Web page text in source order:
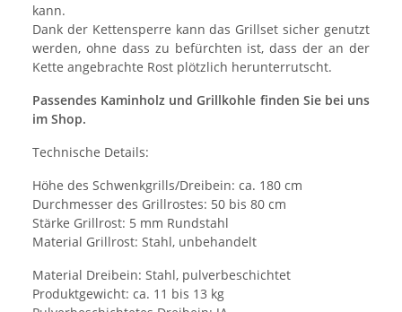
kann.
Dank der Kettensperre kann das Grillset sicher genutzt
werden, ohne dass zu befürchten ist, dass der an der
Kette angebrachte Rost plötzlich herunterrutscht.
Passendes Kaminholz und Grillkohle finden Sie bei uns
im Shop.
Technische Details:
Höhe des Schwenkgrills/Dreibein: ca. 180 cm
Durchmesser des Grillrostes: 50 bis 80 cm
Stärke Grillrost: 5 mm Rundstahl
Material Grillrost: Stahl, unbehandelt
Material Dreibein: Stahl, pulverbeschichtet
Produktgewicht: ca. 11 bis 13 kg